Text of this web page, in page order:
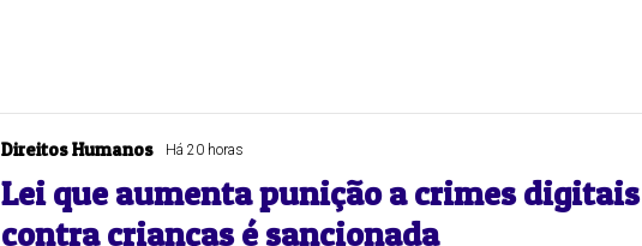
Direitos Humanos Há 20 horas
Lei que aumenta punição a crimes digitais
contra crianças é sancionada